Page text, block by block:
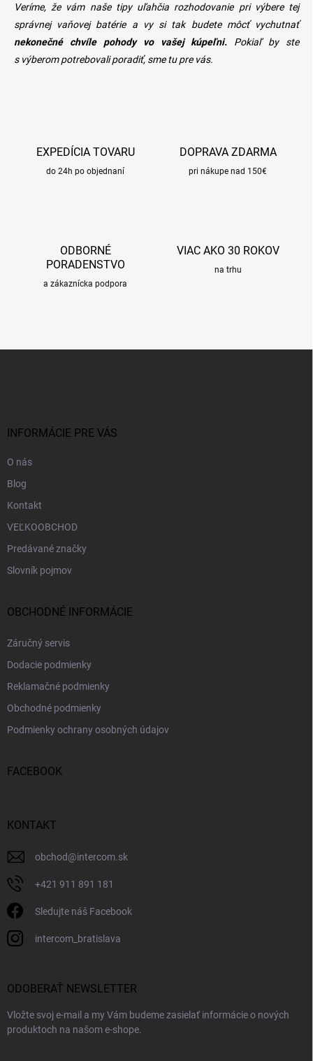
Veríme, že vám naše tipy uľahčia rozhodovanie pri výbere tej
správnej vaňovej batériea vy si tak budete môcť vychutnať
nekonečné chvíle pohody vo vašej kúpeľni. Pokiaľ by ste
s výberom potrebovali poradiť, sme tu pre vás.
EXPEDÍCIA TOVARU
do 24h po objednaní
DOPRAVA ZDARMA
pri nákupe nad 150€
ODBORNÉ
PORADENSTVO
a zákaznícka podpora
VIAC AKO 30 ROKOV
na trhu
INFORMÁCIE PRE VÁS
O nás
Blog
Kontakt
VEĽKOOBCHOD
Predávané značky
Slovník pojmov
OBCHODNÉ INFORMÁCIE
Záručný servis
Dodacie podmienky
Reklamačné podmienky
Obchodné podmienky
Podmienky ochrany osobných údajov
FACEBOOK
KONTAKT
obchod@intercom.sk
+421 911 891 181
Sledujte náš Facebook
intercom_bratislava
ODOBERAŤ NEWSLETTER
Vložte svoj e-mail a my Vám budeme zasielať informácie o nových
produktoch na našom e-shope.